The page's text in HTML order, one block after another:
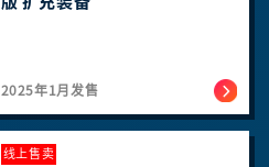
2025年1月发售
线上售卖